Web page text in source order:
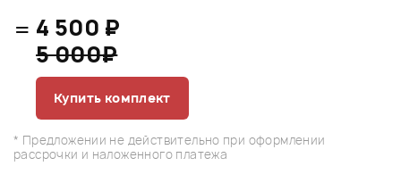
= 4 500 ₽
5 000₽
Купить комплект
* Предложении не действительно при оформлении
рассрочки и наложенного платежа